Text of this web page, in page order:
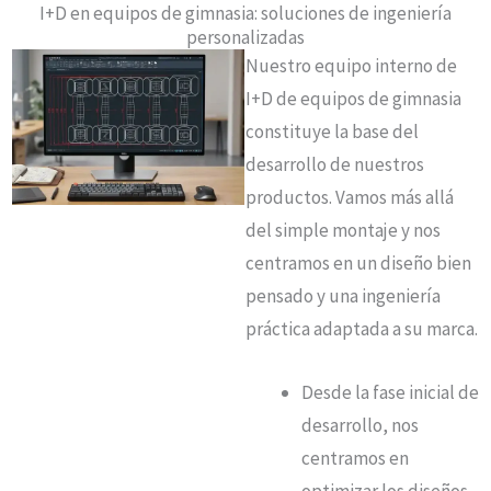
I+D en equipos de gimnasia: soluciones de ingeniería
personalizadas
Nuestro equipo interno de
I+D de equipos de gimnasia
constituye la base del
desarrollo de nuestros
productos. Vamos más allá
del simple montaje y nos
centramos en un diseño bien
pensado y una ingeniería
práctica adaptada a su marca.
Desde la fase inicial de
desarrollo, nos
centramos en